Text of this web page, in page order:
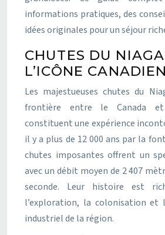
informations pratiques, des
idées originales pour un séjour
CHUTES DU
L’ICÔNE
Les majestueuses chutes du
frontière entre le Canada
constituent une expérience
il y a plus de 12 000 ans par la
chutes imposantes offrent un
avec un débit moyen de 2 407
seconde. Leur histoire est
l’exploration, la colonisation et
industriel de la région.